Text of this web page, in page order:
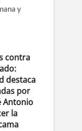
y
contra
destaca
por
Antonio
la